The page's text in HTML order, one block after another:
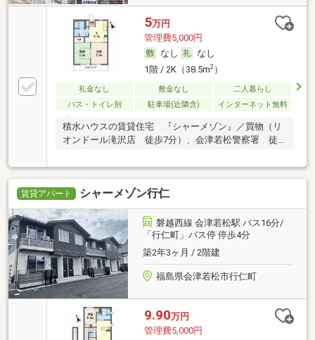
5万円
管理費5,000円
なし
なし
1階 / 2K（38.5m2）
礼金なし 敷金なし
二人暮らし
バス・トイレ別
駐車場(近隣含) インターネット無料
積水ハウスの賃貸住宅 『シャーメゾン』／買物（リ
オンドール滝沢店 徒歩7分）、会津若松警察署 徒
賃貸アパート シャーメゾン行仁
磐越西線 会津若松駅 バス16分/
「行仁町」バス停 停歩4分
築2年3ヶ月 / 2階建
福島県会津若松市行仁町
9.90万円
管理費5,000円